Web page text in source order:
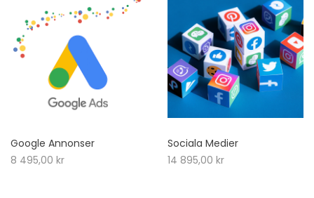
Google Annonser
8 495,00 kr
Sociala Medier
14 895,00 kr